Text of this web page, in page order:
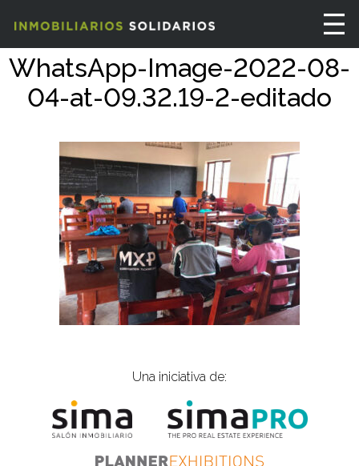
WhatsApp-Image-2022-08-
04-at-09.32.19-2-editado
Una iniciativa de: